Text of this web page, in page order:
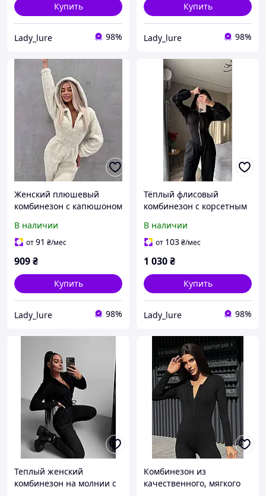
Купить
Lady_lure 98%
Купить
Lady_lure 98%
Женский плюшевый
комбинезон с капюшоном
В наличии
от91 ₴/мес
909₴
Купить
Lady_lure 98%
Тёплый флисовый
комбинезон с корсетным
посадкой
В наличии
от 103₴/мес
1 030₴
Купить
Lady_lure 98%
Теплый женский
комбинезон на молнии с
Комбинезон из
качественного, мягкого